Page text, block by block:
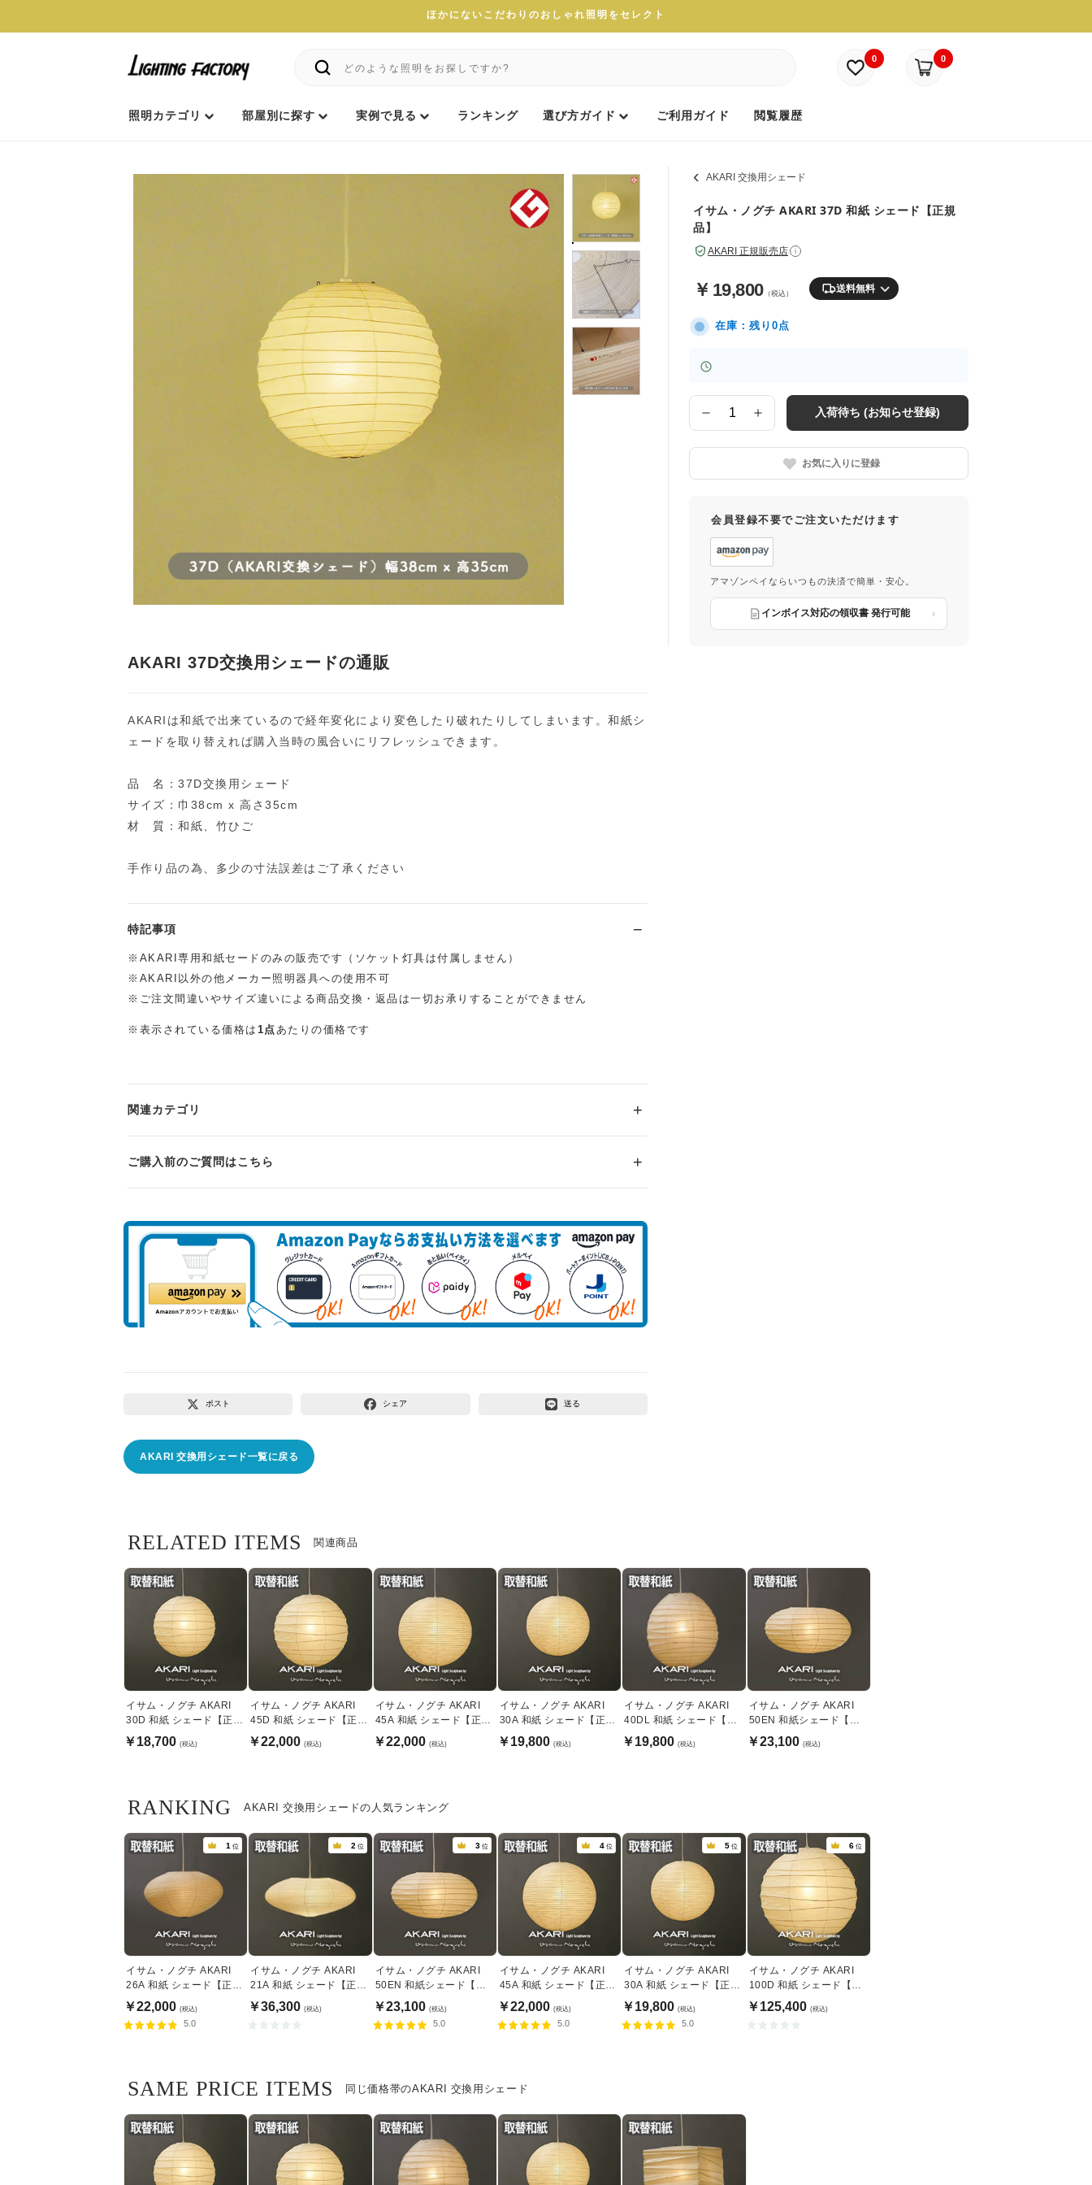
ほかにないこだわりのおしゃれ照明をセレクト
0 0
照明カテゴリ 部屋別に探す 実例で見る ランキング 選び方ガイド ご利用ガイド 閲覧履歴
AKARI 交換用シェード
イサム・ノグチ AKARI 37D 和紙 シェード【正規
品】
AKARI 正規販売店 i
￥ 19,800（税込） 送料無料
在庫：残り0点
数
量
入荷待ち (お知らせ登録)
お気に入りに登録
会員登録不要でご注文いただけます
アマゾンペイならいつもの決済で簡単・安心。
インボイス対応の領収書 発行可能
AKARI 37D交換用シェードの通販
AKARIは和紙で出来ているので経年変化により変色したり破れたりしてしまいます。和紙シ
ェードを取り替えれば購入当時の風合いにリフレッシュできます。
品 名：37D交換用シェード
サイズ：巾38cm x 高さ35cm
材 質：和紙、竹ひご
手作り品の為、多少の寸法誤差はご了承ください
特記事項
※AKARI専用和紙セードのみの販売です（ソケット灯具は付属しません）
※AKARI以外の他メーカー照明器具への使用不可
※ご注文間違いやサイズ違いによる商品交換・返品は一切お承りすることができません
※表示されている価格は 1点あたりの価格です
関連カテゴリ
ご購入前のご質問はこちら
ポスト シェア 送る
AKARI 交換用シェード一覧に戻る
関連商品
RELATED ITEMS
イサム・ノグチ AKARI
30D 和紙 シェード【正規
品】
￥18,700 (税込)
イサム・ノグチ AKARI
45D 和紙 シェード【正規
品】
￥22,000 (税込)
イサム・ノグチ AKARI
45A 和紙 シェード【正規
品】
￥22,000 (税込)
イサム・ノグチ AKARI
30A 和紙 シェード【正規
品】
￥19,800 (税込)
イサム・ノグチ AKARI
40DL 和紙 シェード【正
規品】
￥19,800 (税込)
イサム・ノグチ AKARI
50EN 和紙シェード【正
規品】
￥23,100 (税込)
AKARI 交換用シェードの人気ランキング
RANKING
1 位
イサム・ノグチ AKARI
26A 和紙 シェード【正規
品】
￥22,000 (税込)
5.0
2 位
イサム・ノグチ AKARI
21A 和紙 シェード【正規
品】
￥36,300 (税込)
3 位
イサム・ノグチ AKARI
50EN 和紙シェード【正
規品】
￥23,100 (税込)
5.0
4 位
イサム・ノグチ AKARI
45A 和紙 シェード【正規
品】
￥22,000 (税込)
5.0
5 位
イサム・ノグチ AKARI
30A 和紙 シェード【正規
品】
￥19,800 (税込)
5.0
6 位
イサム・ノグチ AKARI
100D 和紙 シェード【正
規品】
￥125,400 (税込)
同じ価格帯のAKARI 交換用シェード
SAME PRICE ITEMS